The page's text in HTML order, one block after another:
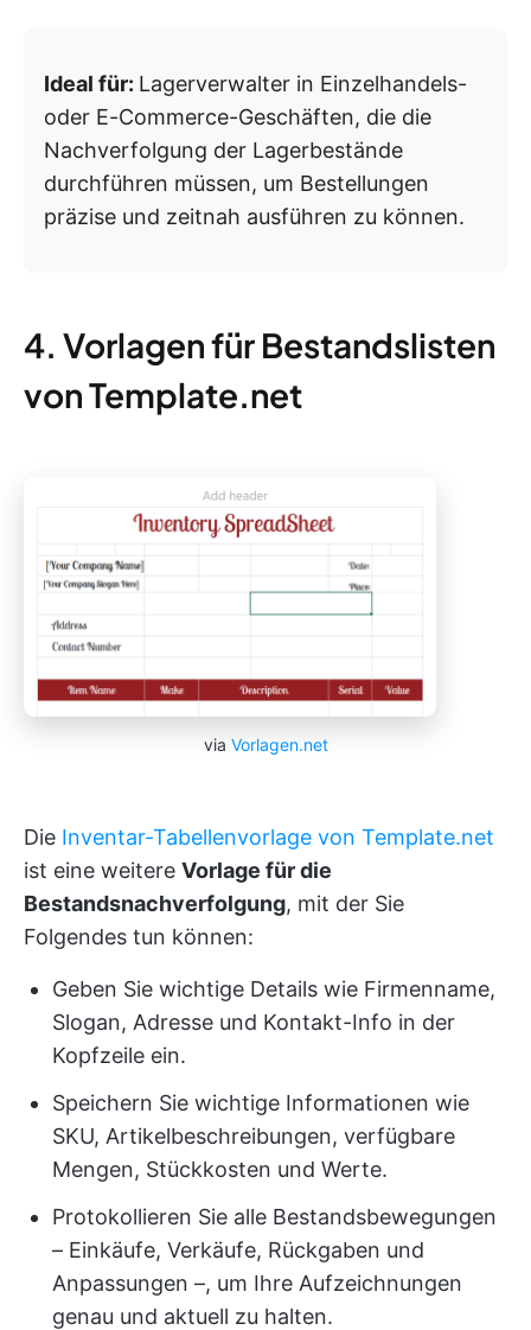
Ideal für: Lagerverwalter in Einzelhandels-
oder E-Commerce-Geschäften, die die
Nachverfolgung der Lagerbestände
durchführen müssen, um Bestellungen
präzise und zeitnah ausführen zu können.
4. Vorlagen für Bestandslisten
von Template.net
via Vorlagen.net
Die Inventar-Tabellenvorlage von Template.net
ist eine weitere Vorlage für die
Bestandsnachverfolgung, mit der Sie
Folgendes tun können:
Geben Sie wichtige Details wie Firmenname,
Slogan, Adresse und Kontakt-Info in der
Kopfzeile ein.
Speichern Sie wichtige Informationen wie
SKU, Artikelbeschreibungen, verfügbare
Mengen, Stückkosten und Werte.
Protokollieren Sie alle Bestandsbewegungen
– Einkäufe, Verkäufe, Rückgaben und
Anpassungen –, um Ihre Aufzeichnungen
genau und aktuell zu halten.